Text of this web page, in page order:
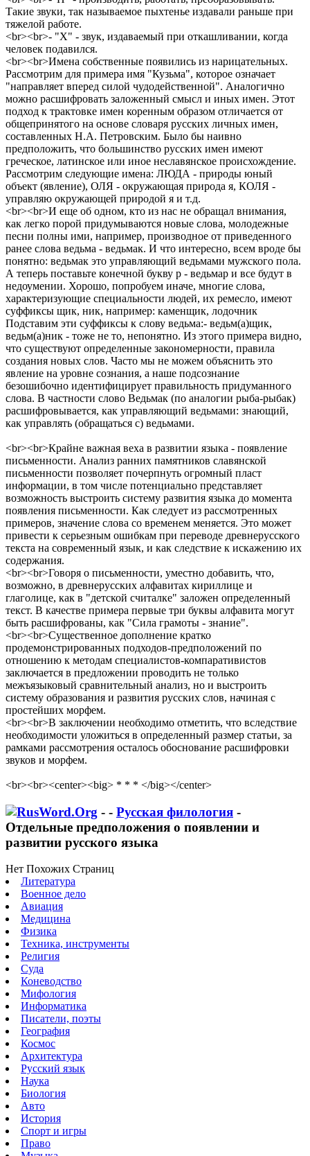
Такие звуки, так называемое пыхтенье издавали раньше при
тяжелой работе.
<br><br>- "Х" - звук, издаваемый при откашливании, когда
человек подавился.
<br><br>Имена собственные появились из нарицательных.
Рассмотрим для примера имя "Кузьма", которое означает
"направляет вперед силой чудодейственной". Аналогично
можно расшифровать заложенный смысл и иных имен. Этот
подход к трактовке имен коренным образом отличается от
общепринятого на основе словаря русских личных имен,
составленных Н.А. Петровским. Было бы наивно
предположить, что большинство русских имен имеют
греческое, латинское или иное неславянское происхождение.
Рассмотрим следующие имена: ЛЮДА - природы юный
объект (явление), ОЛЯ - окружающая природа я, КОЛЯ -
управляю окружающей природой я и т.д.
<br><br>И еще об одном, кто из нас не обращал внимания,
как легко порой придумываются новые слова, молодежные
песни полны ими, например, производное от приведенного
ранее слова ведьма - ведьмак. И что интересно, всем вроде бы
понятно: ведьмак это управляющий ведьмами мужского пола.
А теперь поставьте конечной букву р - ведьмар и все будут в
недоумении. Хорошо, попробуем иначе, многие слова,
характеризующие специальности людей, их ремесло, имеют
суффиксы щик, ник, например: каменщик, лодочник
Подставим эти суффиксы к слову ведьма:- ведьм(а)щик,
ведьм(а)ник - тоже не то, непонятно. Из этого примера видно,
что существуют определенные закономерности, правила
создания новых слов. Часто мы не можем объяснить это
явление на уровне сознания, а наше подсознание
безошибочно идентифицирует правильность придуманного
слова. В частности слово Ведьмак (по аналогии рыба-рыбак)
расшифровывается, как управляющий ведьмами: знающий,
как управлять (обращаться с) ведьмами.
<br><br>Крайне важная веха в развитии языка - появление
письменности. Анализ ранних памятников славянской
письменности позволяет почерпнуть огромный пласт
информации, в том числе потенциально представляет
возможность выстроить систему развития языка до момента
появления письменности. Как следует из рассмотренных
примеров, значение слова со временем меняется. Это может
привести к серьезным ошибкам при переводе древнерусского
текста на современный язык, и как следствие к искажению их
содержания.
<br><br>Говоря о письменности, уместно добавить, что,
возможно, в древнерусских алфавитах кириллице и
глаголице, как в "детской считалке" заложен определенный
текст. В качестве примера первые три буквы алфавита могут
быть расшифрованы, как "Сила грамоты - знание".
<br><br>Существенное дополнение кратко
продемонстрированных подходов-предположений по
отношению к методам специалистов-компаративистов
заключается в предложении проводить не только
межъязыковый сравнительный анализ, но и выстроить
систему образования и развития русских слов, начиная с
простейших морфем.
<br><br>В заключении необходимо отметить, что вследствие
необходимости уложиться в определенный размер статьи, за
рамками рассмотрения осталось обоснование расшифровки
звуков и морфем.
<br><br><center><big> * * * </big></center>
- - Русская филология -
Отдельные предположения о появлении и
развитии русского языка
Нет Похожих Страниц
Литература
Военное дело
Авиация
Медицина
Физика
Техника, инструменты
Религия
Суда
Коневодство
Мифология
Информатика
Писатели, поэты
География
Космос
Архитектура
Русский язык
Наука
Биология
Авто
История
Спорт и игры
Право